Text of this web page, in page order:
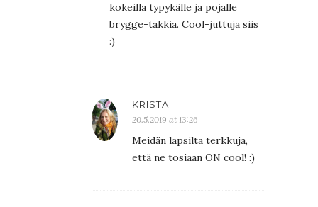
kokeilla typykälle ja pojalle
brygge-takkia. Cool-juttuja siis
:)
KRISTA
20.5.2019 at 13:26
Meidän lapsilta terkkuja,
että ne tosiaan ON cool! :)